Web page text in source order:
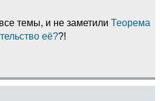
темы, и не заметили Теорема
её??!